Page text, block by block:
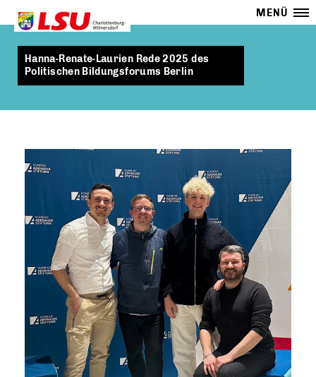
MENÜ
Hanna-Renate-Laurien Rede 2025 des
Politischen Bildungsforums Berlin